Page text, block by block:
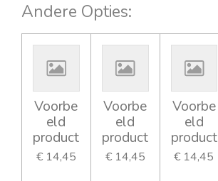
Andere Opties:
Voorbe
eld
product
€ 14,45
Voorbe
eld
product
€ 14,45
Voorbe
eld
product
€ 14,45